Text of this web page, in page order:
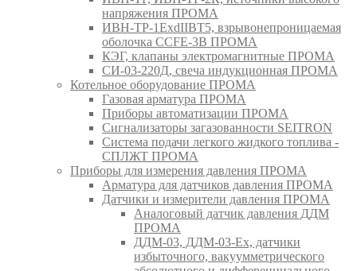
напряжения ПРОМА
ИВН-ТР-1ExdIIBT5, взрывонепроницаемая
оболочка CCFE-3B ПРОМА
КЭГ, клапаны электромагнитные ПРОМА
СИ-03-220Д, свеча индукционная ПРОМА
Котельное оборудование ПРОМА
Газовая арматура ПРОМА
Приборы автоматизации ПРОМА
Сигнализаторы загазованности SEITRON
Система подачи легкого жидкого топлива -
СПЛЖТ ПРОМА
Приборы для измерения давления ПРОМА
Арматура для датчиков давления ПРОМА
Датчики и измерители давления ПРОМА
Аналоговый датчик давления ДДМ
ПРОМА
ДДМ-03, ДДМ-03-Ех, датчики
избыточного, вакуумметрического